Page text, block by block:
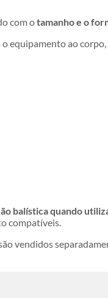
com otamanho e o
equipamento ao
balística quando
compatíveis.
vendidos